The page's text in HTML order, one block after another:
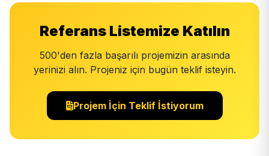
Referans Listemize Katılın
500'den fazla başarılı projemizin arasında
yerinizi alın. Projeniz için bugün teklif isteyin.
Projem İçin Teklif İstiyorum